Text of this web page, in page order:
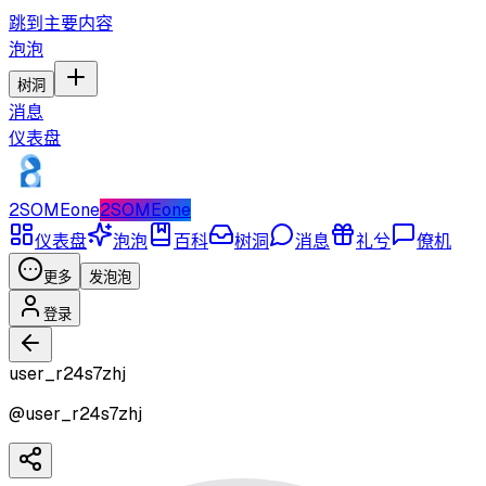
跳到主要内容
泡泡
树洞
消息
仪表盘
2SOMEone2SOMEone
仪表盘
泡泡 百科 树洞 消息 礼兮 僚机
更多 发泡泡
登录
user_r24s7zhj
@user_r24s7zhj